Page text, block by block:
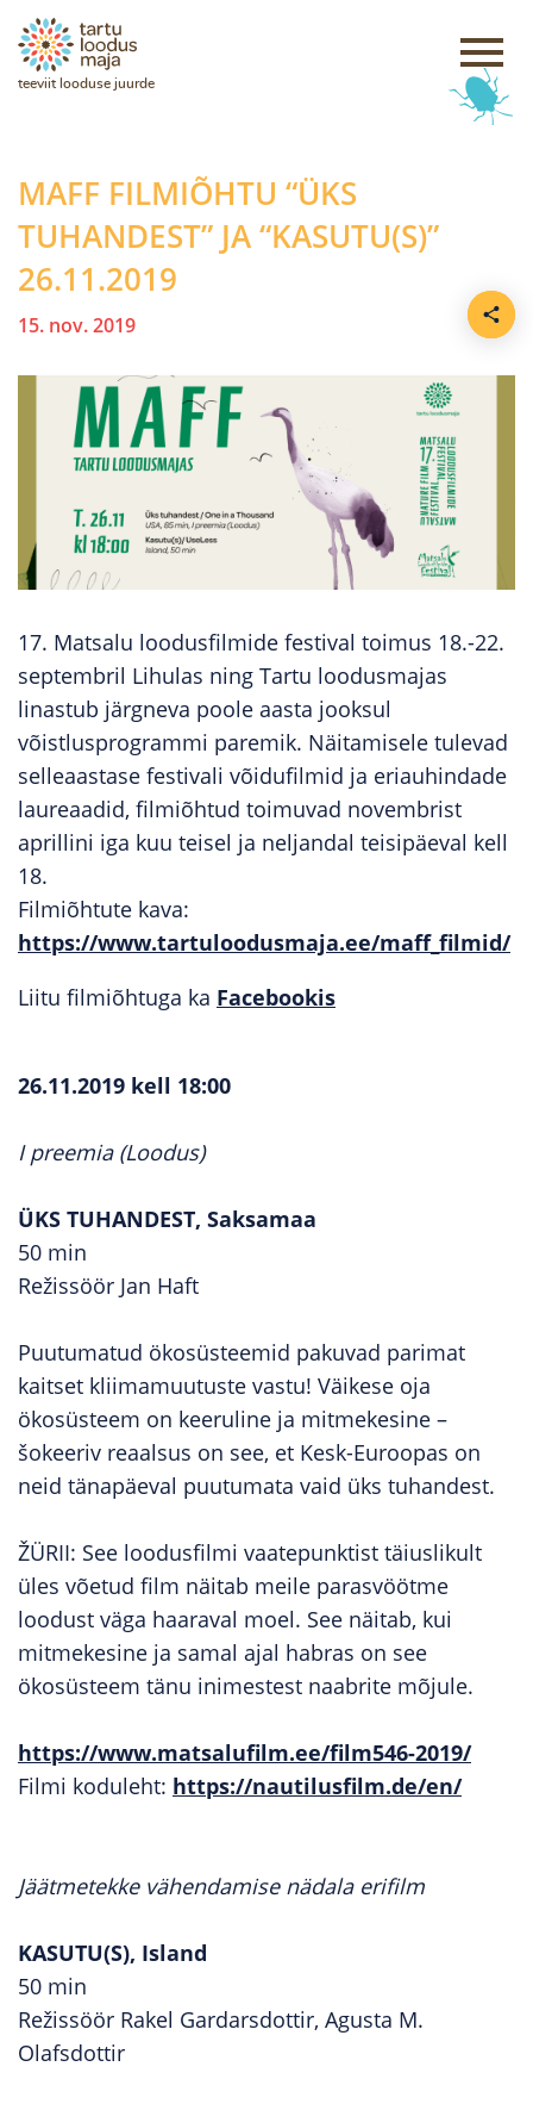
teeviit looduse juurde
MAFF FILMIÕHTU “ÜKS
TUHANDEST” JA “KASUTU(S)”
26.11.2019
15. nov. 2019
17. Matsalu loodusfilmide festival toimus 18.-22.
septembril Lihulas ning Tartu loodusmajas
linastub järgneva poole aasta jooksul
võistlusprogrammi paremik. Näitamisele tulevad
selleaastase festivali võidufilmid ja eriauhindade
laureaadid, filmiõhtud toimuvad novembrist
aprillini iga kuu teisel ja neljandal teisipäeval kell
18.
Filmiõhtute kava:
https://www.tartuloodusmaja.ee/maff_filmid/
Liitu filmiõhtuga ka Facebookis
26.11.2019 kell 18:00
I preemia (Loodus)
ÜKS TUHANDEST, Saksamaa
50 min
Režissöör Jan Haft
Puutumatud ökosüsteemid pakuvad parimat
kaitset kliimamuutuste vastu! Väikese oja
ökosüsteem on keeruline ja mitmekesine –
šokeeriv reaalsus on see, et Kesk-Euroopas on
neid tänapäeval puutumata vaid üks tuhandest.
ŽÜRII: See loodusfilmi vaatepunktist täiuslikult
üles võetud film näitab meile parasvöötme
loodust väga haaraval moel. See näitab, kui
mitmekesine ja samal ajal habras on see
ökosüsteem tänu inimestest naabrite mõjule.
https://www.matsalufilm.ee/film546-2019/
Filmi koduleht: https://nautilusfilm.de/en/
Jäätmetekke vähendamise nädala erifilm
KASUTU(S), Island
50 min
Režissöör Rakel Gardarsdottir, Agusta M.
Olafsdottir